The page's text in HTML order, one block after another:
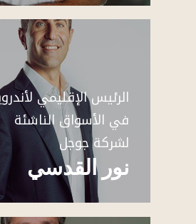
الرئيس الإقليمي
في الأسواق الناشئة
لشركة جوجل
نور القدسي